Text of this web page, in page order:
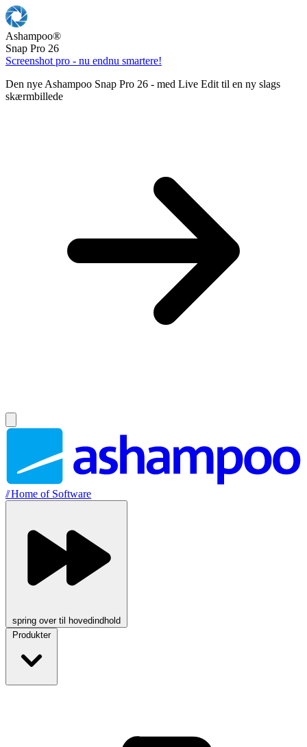
Ashampoo®
Snap Pro 26
Screenshot pro - nu endnu smartere!
Den nye Ashampoo Snap Pro 26 - med Live Edit til en ny slags
skærmbillede
//Home of Software
spring over til hovedindhold
Produkter